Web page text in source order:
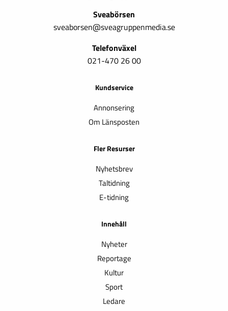
Sveabörsen
sveaborsen@sveagruppenmedia.se
Telefonväxel
021-470 26 00
Kundservice
Annonsering
Om Länsposten
Fler Resurser
Nyhetsbrev
Taltidning
E-tidning
Innehåll
Nyheter
Reportage
Kultur
Sport
Ledare